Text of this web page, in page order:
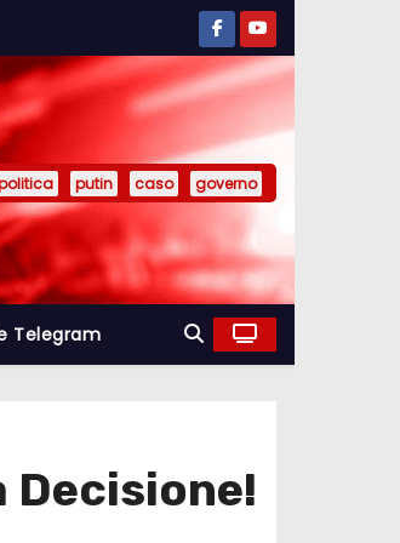
putin caso governo
Telegram
Decisione!